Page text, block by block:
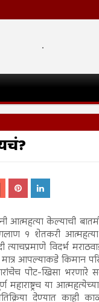
.
आत्महत्या
१ शेतकरी
विदर्भ
आपल्याकडे किमान
पोट-खिसा भरणारे
या
देण्यात काही